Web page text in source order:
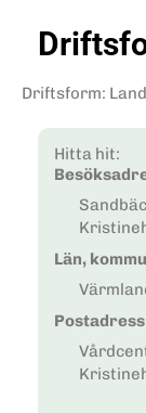
Driftsform:
Hitta hit:
Län,